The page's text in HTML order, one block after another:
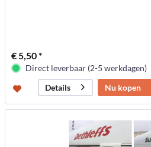
€ 5,50 *
Direct leverbaar (2-5 werkdagen)
Details
Nu kopen